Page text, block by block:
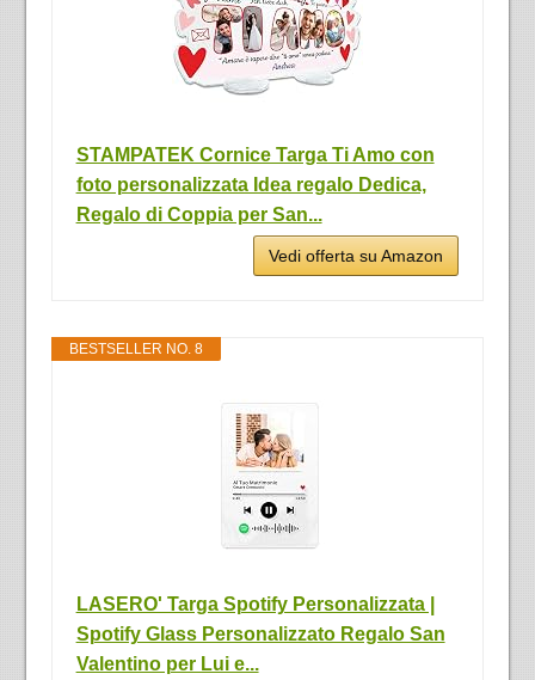
STAMPATEK Cornice Targa Ti Amo con
foto personalizzata Idea regalo Dedica,
Regalo di Coppia per San...
Vedi offerta su Amazon
BESTSELLER NO. 8
LASERO' Targa Spotify Personalizzata |
Spotify Glass Personalizzato Regalo San
Valentino per Lui e...